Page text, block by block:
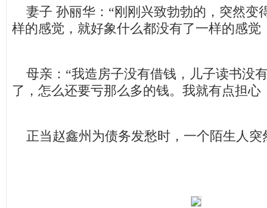
妻子 孙丽华：“刚刚兴致勃勃的，突然变
样的感觉，就好象什么都没有了一样的感觉
母亲：“我造房子没有借钱，儿子读书没
了，怎么还要亏那么多的钱。我就有点担心
正当赵鑫州为债务发愁时，一个陌生人突